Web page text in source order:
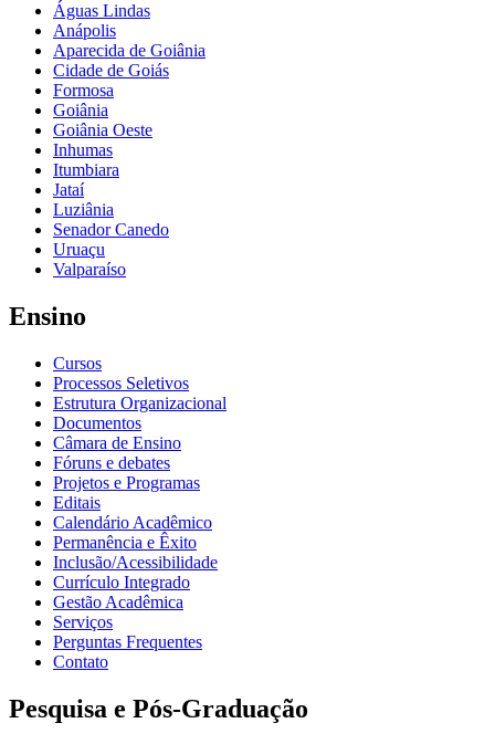
Águas Lindas
Anápolis
Aparecida de Goiânia
Cidade de Goiás
Formosa
Goiânia
Goiânia Oeste
Inhumas
Itumbiara
Jataí
Luziânia
Senador Canedo
Uruaçu
Valparaíso
Ensino
Cursos
Processos Seletivos
Estrutura Organizacional
Documentos
Câmara de Ensino
Fóruns e debates
Projetos e Programas
Editais
Calendário Acadêmico
Permanência e Êxito
Inclusão/Acessibilidade
Currículo Integrado
Gestão Acadêmica
Serviços
Perguntas Frequentes
Contato
Pesquisa e Pós-Graduação